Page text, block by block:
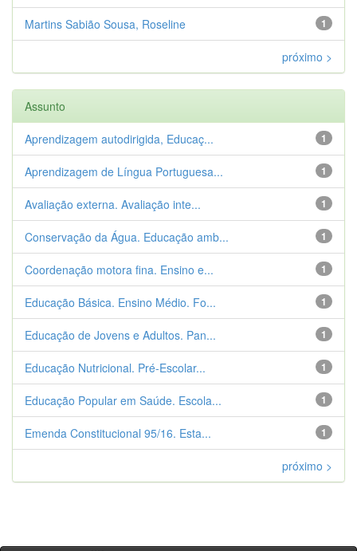
1
Martins Sabião Sousa, Roseline
próximo >
Assunto
1
Aprendizagem autodirigida, Educaç...
1
Aprendizagem de Língua Portuguesa...
1
Avaliação externa. Avaliação inte...
1
Conservação da Água. Educação amb...
1
Coordenação motora fina. Ensino e...
1
Educação Básica. Ensino Médio. Fo...
1
Educação de Jovens e Adultos. Pan...
1
Educação Nutricional. Pré-Escolar...
1
Educação Popular em Saúde. Escola...
1
Emenda Constitucional 95/16. Esta...
próximo >